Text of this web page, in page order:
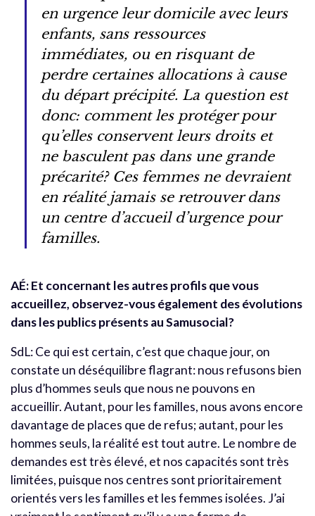
en urgence leur domicile avec leurs
enfants, sans ressources
immédiates, ou en risquant de
perdre certaines allocations à cause
du départ précipité. La question est
donc: comment les protéger pour
qu’elles conservent leurs droits et
ne basculent pas dans une grande
précarité? Ces femmes ne devraient
en réalité jamais se retrouver dans
un centre d’accueil d’urgence pour
familles.
AÉ: Et concernant les autres profils que vous
accueillez, observez-vous également des évolutions
dans les publics présents au Samusocial?
SdL: Ce qui est certain, c’est que chaque jour, on
constate un déséquilibre flagrant: nous refusons bien
plus d’hommes seuls que nous ne pouvons en
accueillir. Autant, pour les familles, nous avons encore
davantage de places que de refus; autant, pour les
hommes seuls, la réalité est tout autre. Le nombre de
demandes est très élevé, et nos capacités sont très
limitées, puisque nos centres sont prioritairement
orientés vers les familles et les femmes isolées. J’ai